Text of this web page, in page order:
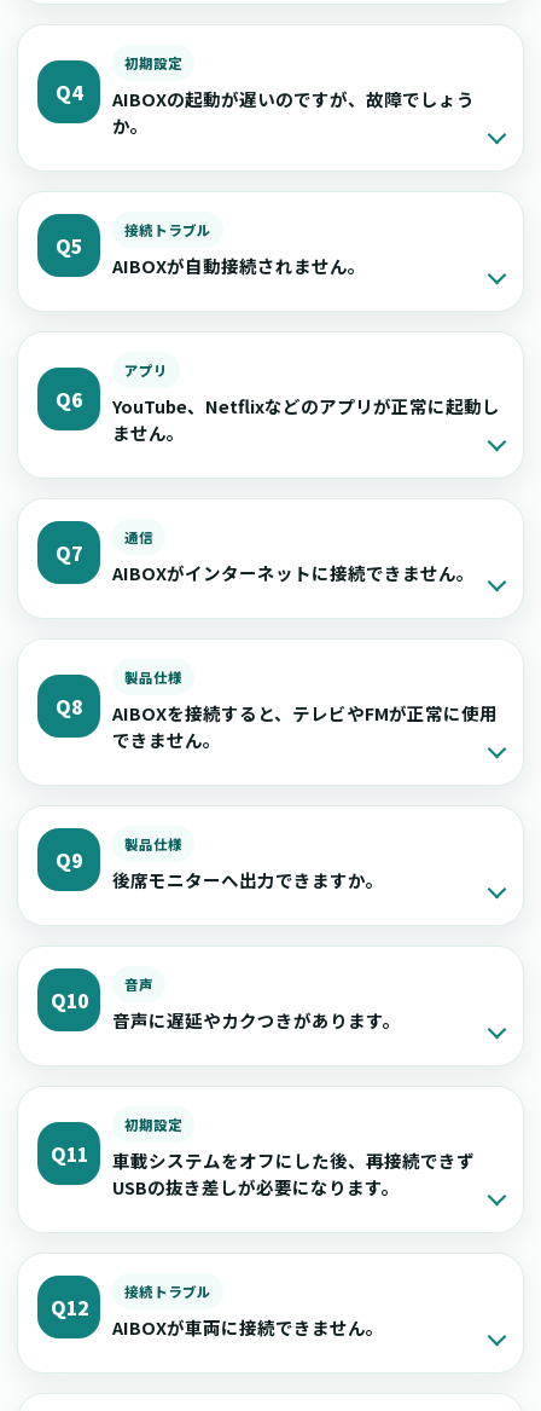
Q4
初期設定
AIBOXの起動が遅いのですが、故障でしょう
か。
Q5
接続トラブル
AIBOXが自動接続されません。
Q6
アプリ
YouTube、Netflixなどのアプリが正常に起動し
ません。
Q7
通信
AIBOXがインターネットに接続できません。
Q8
製品仕様
AIBOXを接続すると、テレビやFMが正常に使用
できません。
Q9
製品仕様
後席モニターへ出力できますか。
Q10
音声
音声に遅延やカクつきがあります。
Q11
初期設定
車載システムをオフにした後、再接続できず
USBの抜き差しが必要になります。
Q12
接続トラブル
AIBOXが車両に接続できません。